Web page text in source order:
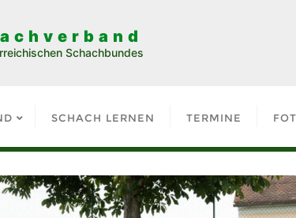
Schachbundes
SCHACH LERNEN TERMINE